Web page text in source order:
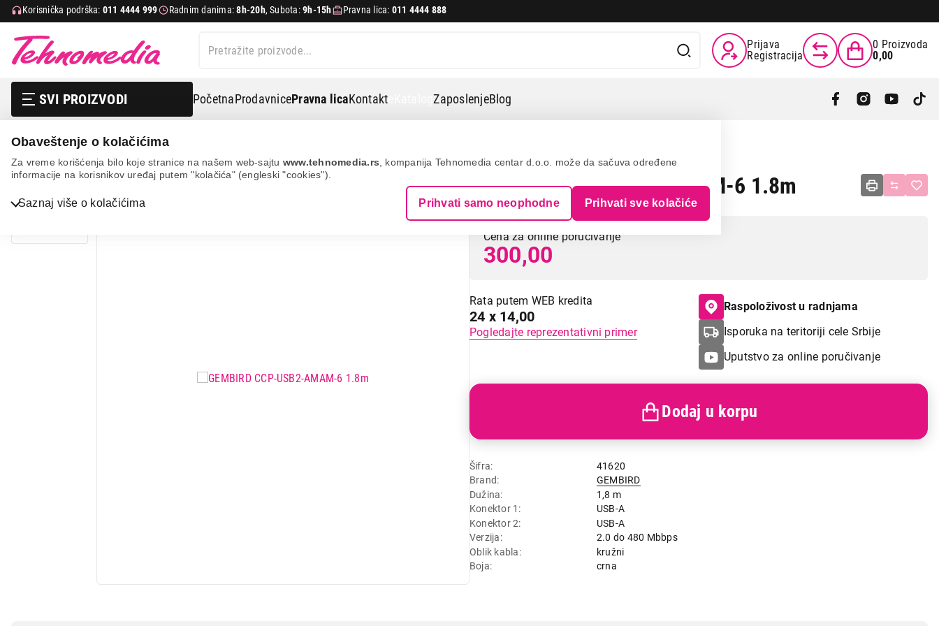
Obaveštenje o kolačićima
Za vreme korišćenja bilo koje stranice na našem web-sajtu www.tehnomedia.rs , kompanija Tehnomedia centar d.o.o. može da sačuva određene
informacije na korisnikov uređaj putem "kolačića" (engleski "cookies").
Saznaj više o kolačićima Prihvati samo neophodne Prihvati sve kolačiće
Korisnička podrška: 011 4444 999 Radnim danima:8h-20h, Subota:9h-15h Pravna lica: 011 4444 888
Prijava
Registracija
0 Proizvoda
0,00
SVI PROIZVODI PočetnaProdavnicePravna licaKontakt eKatalogZaposlenjeBlog
Bela tehnika
It & gaming Kablovi i adapteri
GEMBIRD CCP-USB2-AMAM-6 1.8m
Cena za online poručivanje
300,00
Rata putem WEB kredita
24 x 14,00
Pogledajte reprezentativni primer
Raspoloživost u radnjama
Isporuka na teritoriji cele Srbije
Uputstvo za online poručivanje
Šifra
41620
Brand
GEMBIRD
Dužina
1,8 m
Konektor 1
USB-A
Konektor 2
USB-A
Verzija
2.0 do 480 Mbbps
Oblik kabla
kružni
Boja
crna
Dodaj u korpu